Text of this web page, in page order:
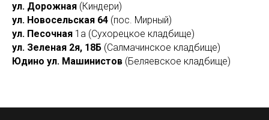
ул. Дорожная (Киндери)
ул. Новосельская 64 (пос. Мирный)
ул. Песочная 1а (Сухорецкое кладбище)
ул. Зеленая 2я, 18Б (Салмачинское кладбище)
Юдино ул. Машинистов (Беляевское кладбище)